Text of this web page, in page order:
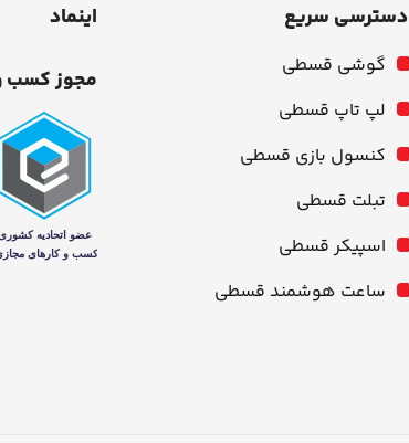
دسترسی سریع
گوشی قسطی
لپ تاپ قسطی
کنسول بازی قسطی
تبلت قسطی
اسپیکر قسطی
ساعت هوشمند قسطی
اینماد
مجوز کسب